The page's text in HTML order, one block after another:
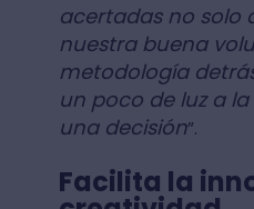
acertadas no solo
nuestra buena
metodología
un poco de luz a
una decisión”.
Facilita la